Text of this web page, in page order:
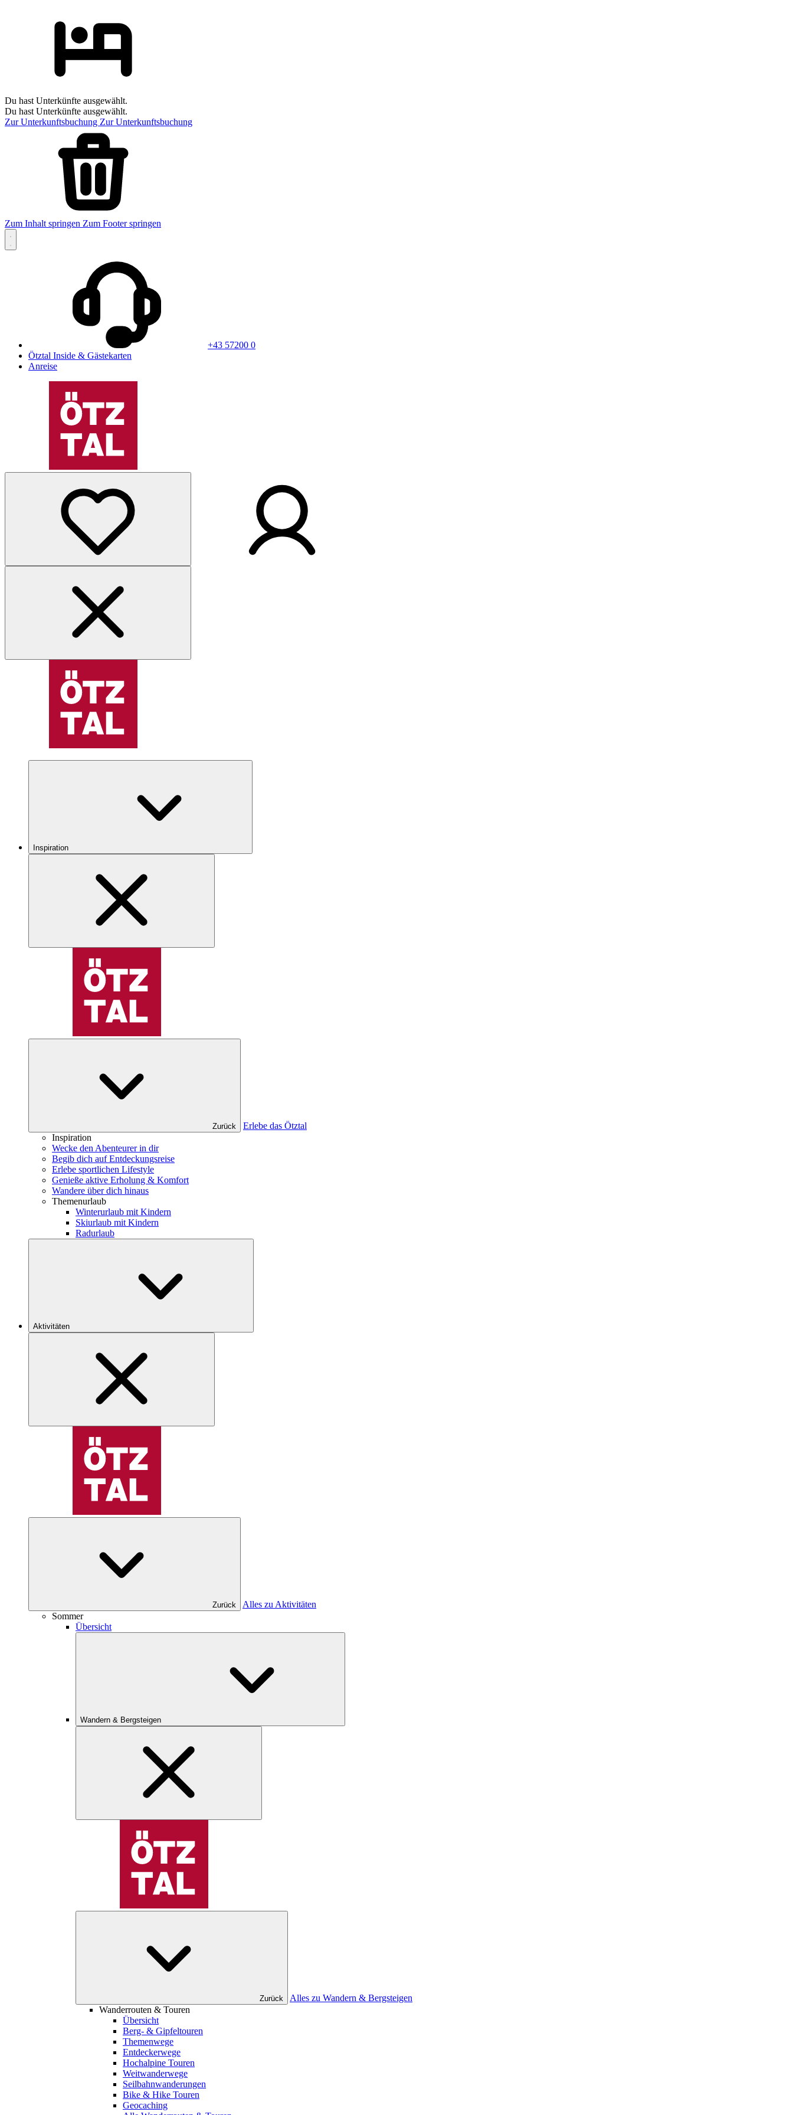
Du hast Unterkünfte ausgewählt.
Du hast Unterkünfte ausgewählt.
Zur Unterkunftsbuchung Zur Unterkunftsbuchung
Zum Inhalt springen Zum Footer springen
+43 57200 0
Ötztal Inside & Gästekarten
Anreise
Inspiration
Zurück
Erlebe das Ötztal
Inspiration
Wecke den Abenteurer in dir
Begib dich auf Entdeckungsreise
Erlebe sportlichen Lifestyle
Genieße aktive Erholung & Komfort
Wandere über dich hinaus
Themenurlaub
Winterurlaub mit Kindern
Skiurlaub mit Kindern
Radurlaub
Aktivitäten
Zurück
Alles zu Aktivitäten
Sommer
Übersicht
Wandern & Bergsteigen
Zurück
Alles zu Wandern & Bergsteigen
Wanderrouten & Touren
Übersicht
Berg- & Gipfeltouren
Themenwege
Entdeckerwege
Hochalpine Touren
Weitwanderwege
Seilbahnwanderungen
Bike & Hike Touren
Geocaching